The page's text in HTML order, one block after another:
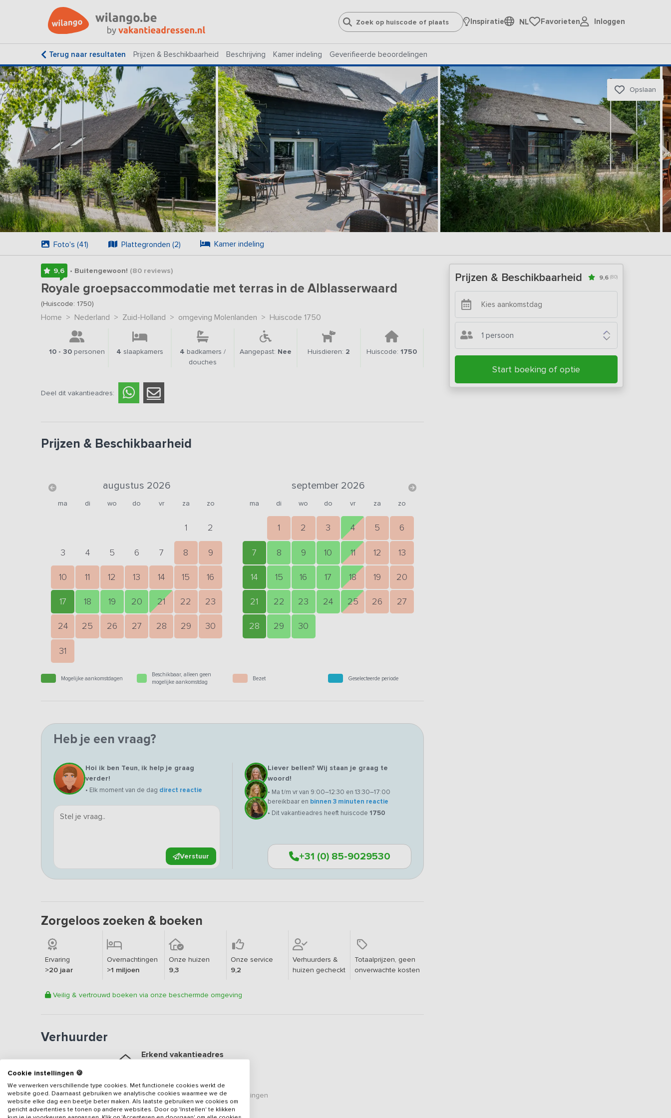
Inspiratie NL Favorieten Inloggen
Terug naar resultaten Prijzen & Beschikbaarheid Beschrijving Kamer indeling Geverifieerde beoordelingen
1/41
Opslaan
Foto's (41) Plattegronden (2) Kamer indeling
9,6 • Buitengewoon! (80reviews)
Royale groepsaccommodatie met terras in de Alblasserwaard
(Huiscode: 1750)
Home > Nederland > Zuid-Holland > omgeving Molenlanden > Huiscode 1750
10 - 30 personen 4 slaapkamers 4 badkamers /
douches
Aangepast: Nee Huisdieren: 2 Huiscode:1750
Deel dit vakantieadres:
Prijzen & Beschikbaarheid
augustus 2026
ma di wo do vr za zo
1 2
3 4 5 6 7 8 9
10 11 12 13 14 15 16
17 18 19 20 21 22 23
24 25 26 27 28 29 30
31
september 2026
ma di wo do vr za zo
1 2 3 4 5 6
7 8 9 10 11 12 13
14 15 16 17 18 19 20
21 22 23 24 25 26 27
28 29 30
Mogelijke aankomstdagen
Beschikbaar, alleen geen
mogelijke aankomstdag
Bezet Geselecteerde periode
Heb je een vraag?
Hoi ik ben Teun, ik help je graag
verder!
• Elk moment van de dag direct reactie
Verstuur
Liever bellen? Wij staan je graag te
woord!
• Ma t/m vr van 9:00–12:30 en 13:30–17:00
bereikbaar en binnen 3 minuten reactie
• Dit vakantieadres heeft huiscode 1750
+31 (0) 85-9029530
Zorgeloos zoeken & boeken
Ervaring
>20 jaar
Overnachtingen
>1 miljoen
Onze huizen
9,3
Onze service
9,2
Verhuurders &
huizen gecheckt
Totaalprijzen, geen
onverwachte kosten
Veilig & vertrouwd boeken via onze beschermde omgeving
Verhuurder
Erkend vakantieadres
Geweldige locatie
Een9.6op basis van80 beoordelingen
Veilig & vertrouwd
Prijzen & Beschikbaarheid 9,6 (80)
1 persoon
Start boeking of optie
Cookie instellingen 🍪
We verwerken verschillende type cookies. Met functionele cookies werkt de
website goed. Daarnaast gebruiken we analytische cookies waarmee we de
website elke dag een beetje beter maken. Als laatste gebruiken we cookies om
gericht advertenties te tonen op andere websites. Door op 'Instellen' te klikken